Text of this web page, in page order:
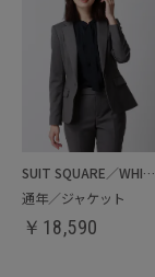
SUIT SQUARE／WHITE
通年／ジャケット
￥ 18,590